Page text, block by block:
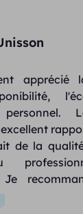
apprécié
de la
Je